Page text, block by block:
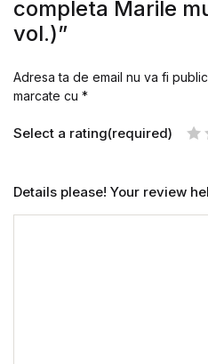
completa Marile
vol.)”
Adresa ta de email nu va fi
marcate cu *
Select a rating(required)
Details please! Your review